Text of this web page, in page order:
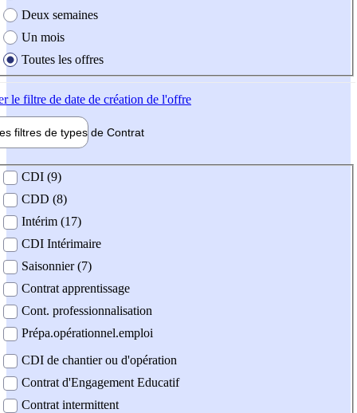
Deux semaines
Un mois
Toutes les offres
le filtre de date de création de l'offre
filtres de types de Contrat
contrat
CDI (9)
CDD (8)
Intérim (17)
CDI Intérimaire
Saisonnier (7)
Contrat apprentissage
Cont. professionnalisation
Prépa.opérationnel.emploi
CDI de chantier ou d'opération
Contrat d'Engagement Educatif
Contrat intermittent